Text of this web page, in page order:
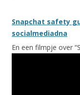
Snapchat safety
socialmediadna
En een filmpje over